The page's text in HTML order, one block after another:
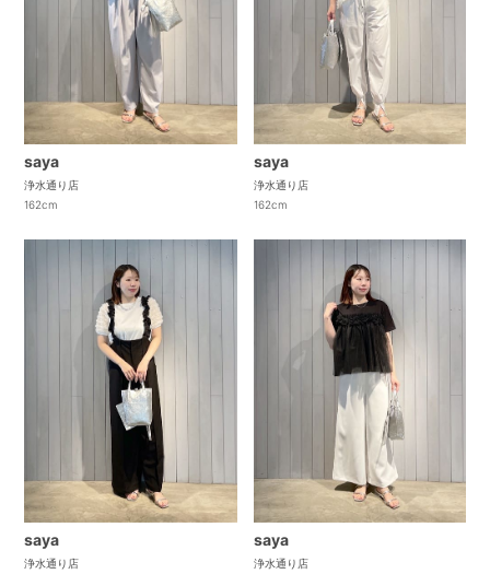
saya
浄水通り店
162cm
saya
浄水通り店
162cm
saya
浄水通り店
saya
浄水通り店